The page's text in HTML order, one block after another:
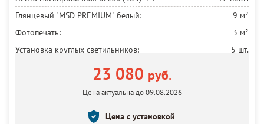
Глянцевый "MSD PREMIUM" белый:
9 м²
Фотопечать:
3 м²
Установка круглых светильников:
5 шт.
23 080 руб.
Цена актуальна до 09.08.2026
Цена с установкой